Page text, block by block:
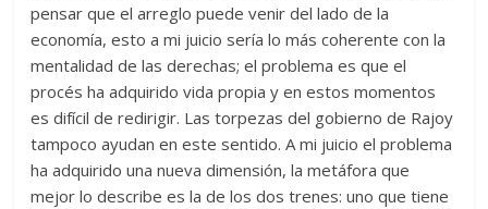
pensar que el arreglo puede venir del lado de la
economía, esto a mi juicio sería lo más coherente con la
mentalidad de las derechas; el problema es que el
procés ha adquirido vida propia y en estos momentos
es difícil de redirigir. Las torpezas del gobierno de Rajoy
tampoco ayudan en este sentido. A mi juicio el problema
ha adquirido una nueva dimensión, la metáfora que
mejor lo describe es la de los dos trenes: uno que tiene